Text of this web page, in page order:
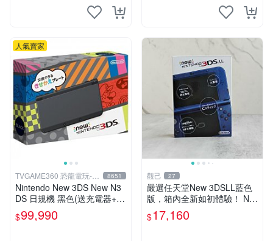
人氣賣家
TVGAME360 恐龍電玩-台
中店
8651
Nintendo New 3DS New N3
DS 日規機 黑色(送充電器+保
護貼) 【台中恐龍電玩】
$99,990
觀己 27
嚴選任天堂New 3DSLL藍色
版，箱內全新如初體驗！ Nin
tendo 3DSLL 新款掌上遊戲
機 全新未拆封
$17,160